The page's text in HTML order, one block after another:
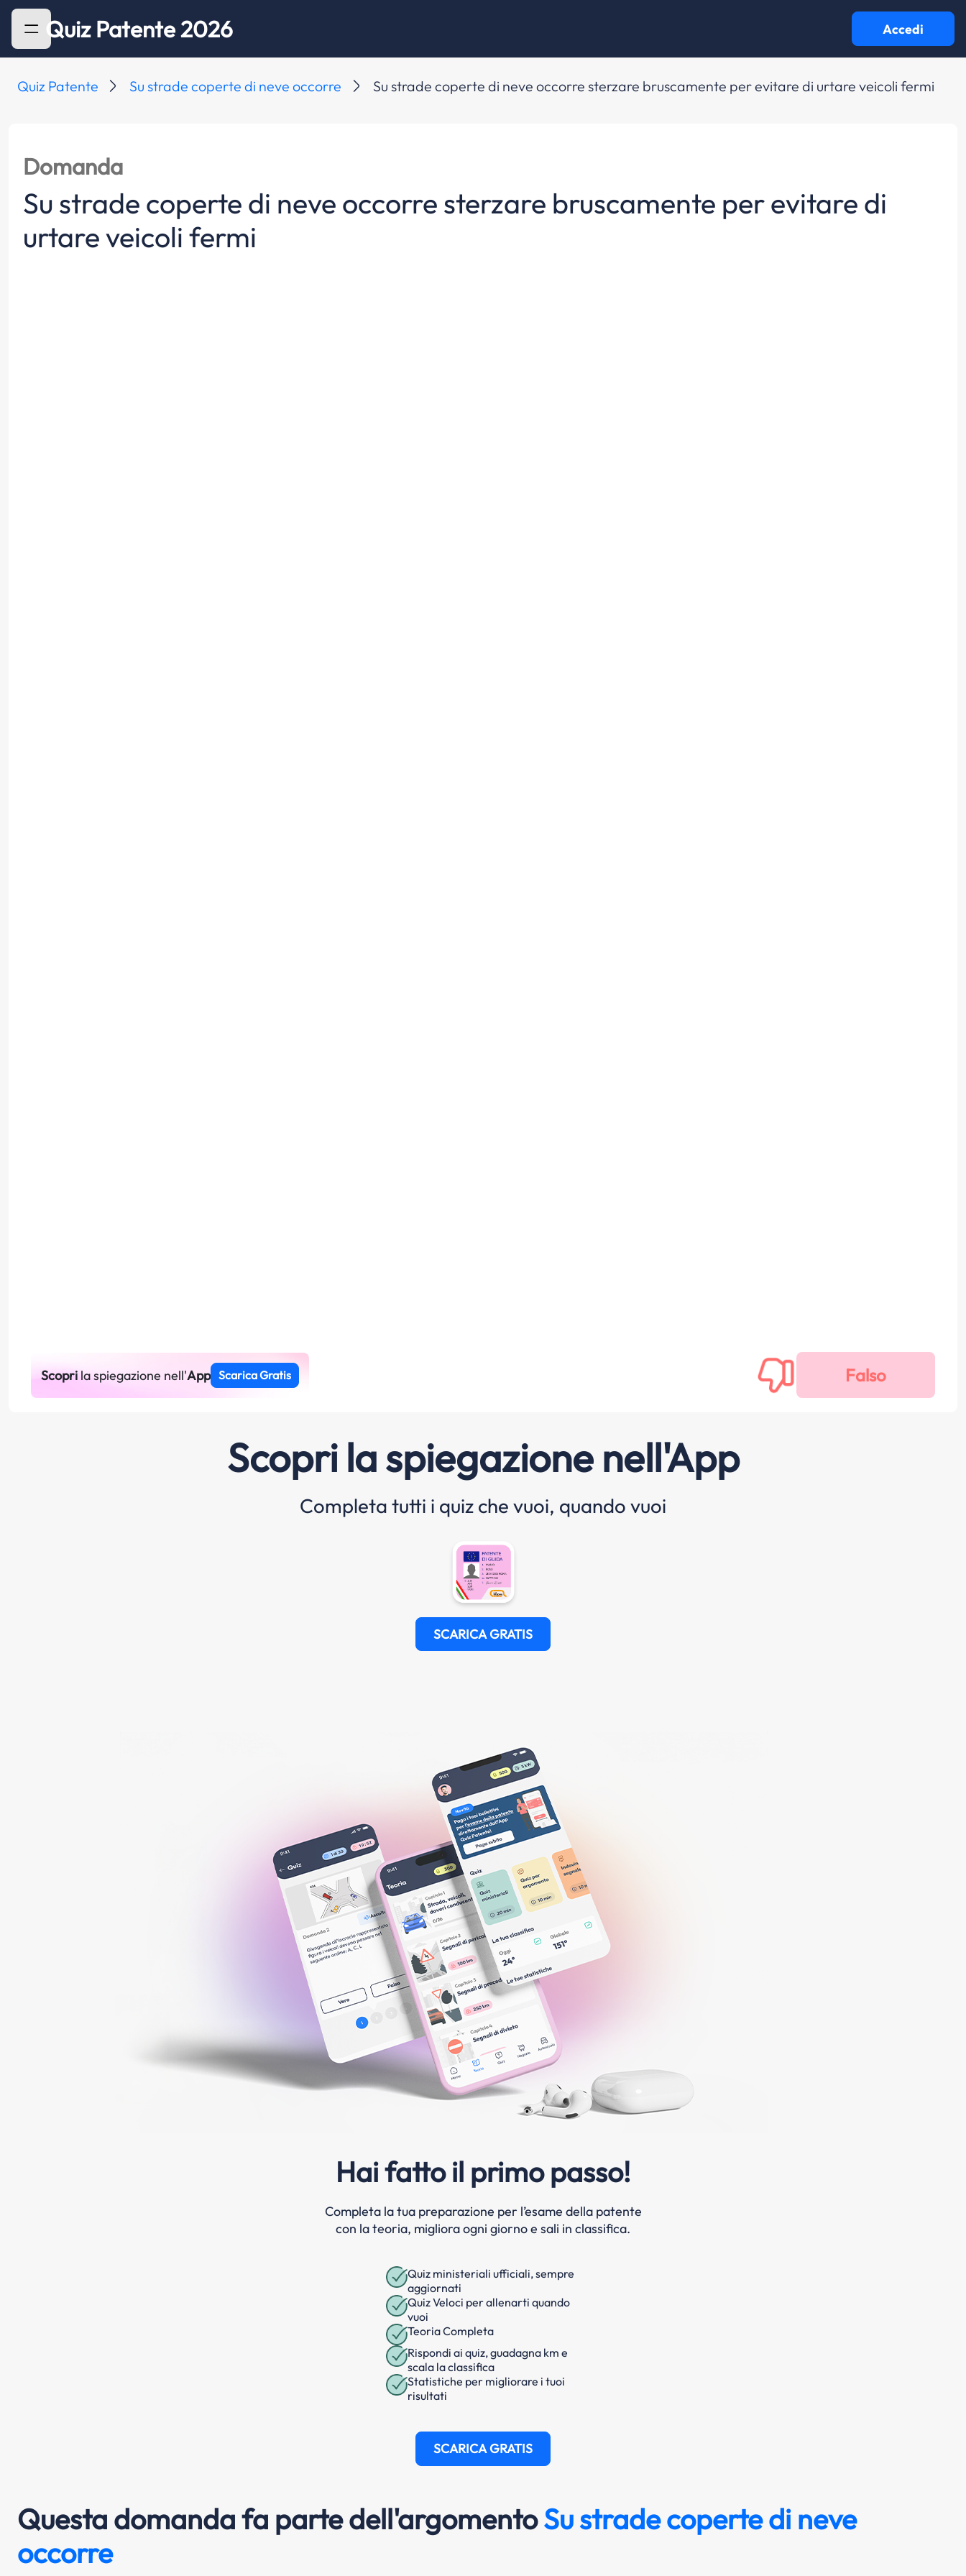
Quiz Patente 2026 Accedi
Quiz Patente Su strade coperte di neve occorre Su strade coperte di neve occorre sterzare bruscamente per evitare di urtare veicoli fermi
Domanda
Su strade coperte di neve occorre sterzare bruscamente per evitare di
urtare veicoli fermi
Scoprila spiegazione nell'App Scarica Gratis
Scopri la spiegazione nell'App
Completa tutti i quiz che vuoi, quando vuoi
SCARICA GRATIS
Hai fatto il primo passo!
Completa la tua preparazione per l’esame della patente
con la teoria, migliora ogni giorno e sali in classifica.
Quiz ministeriali ufficiali, sempre
aggiornati
Quiz Veloci per allenarti quando
vuoi
Teoria Completa
Rispondi ai quiz, guadagna km e
scala la classifica
Statistiche per migliorare i tuoi
risultati
SCARICA GRATIS
Questa domanda fa parte dell'argomentoSu strade coperte di neve
occorre